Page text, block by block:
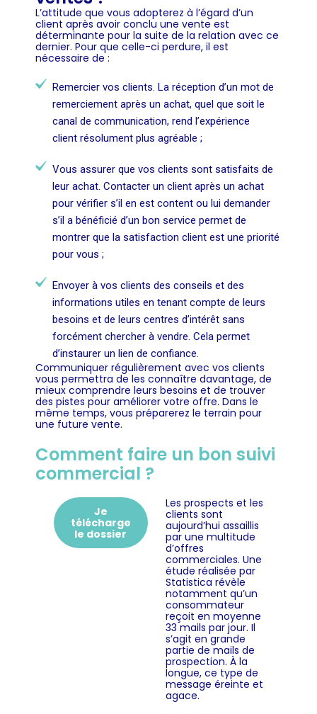
L’attitude que vous adopterez à l’égard d’un
client après avoir conclu une vente est
déterminante pour la suite de la relation avec ce
dernier. Pour que celle-ci perdure, il est
nécessaire de :
Remercier vos clients. La réception d’un mot de
remerciement après un achat, quel que soit le
canal de communication, rend l’expérience
client résolument plus agréable ;
Vous assurer que vos clients sont satisfaits de
leur achat. Contacter un client après un achat
pour vérifier s’il en est content ou lui demander
s’il a bénéficié d’un bon service permet de
montrer que la satisfaction client est une priorité
pour vous ;
Envoyer à vos clients des conseils et des
informations utiles en tenant compte de leurs
besoins et de leurs centres d’intérêt sans
forcément chercher à vendre. Cela permet
d’instaurer un lien de confiance.
Communiquer régulièrement avec vos clients
vous permettra de les connaître davantage, de
mieux comprendre leurs besoins et de trouver
des pistes pour améliorer votre offre. Dans le
même temps, vous préparerez le terrain pour
une future vente.
Comment faire un bon suivi
commercial ?
Je
télécharge
le dossier
Les prospects et les
clients sont
aujourd’hui assaillis
par une multitude
d’offres
commerciales. Une
étude réalisée par
Statistica révèle
notamment qu’un
consommateur
reçoit en moyenne
33 mails par jour. Il
s’agit en grande
partie de mails de
prospection. À la
longue, ce type de
message éreinte et
agace.